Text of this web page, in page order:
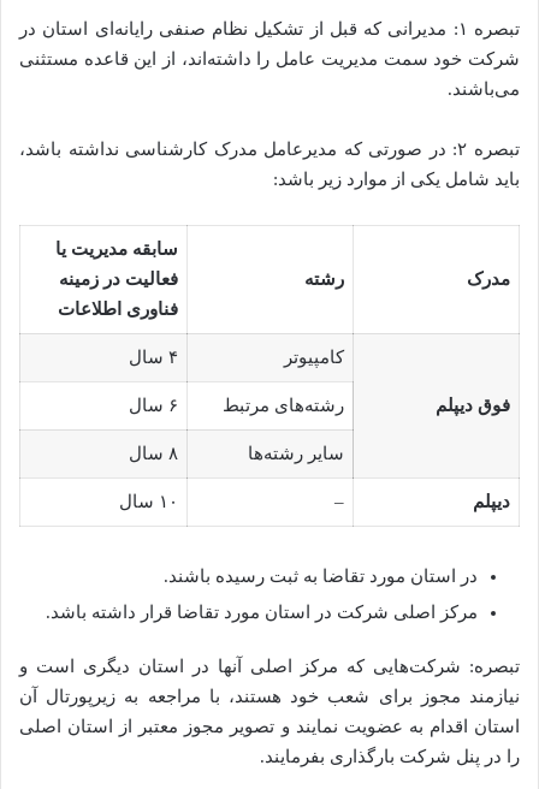
تبصره ۱: مدیرانی که قبل از تشکیل نظام صنفی رایانه‌ای استان در
شرکت خود سمت مدیریت عامل را داشته‌اند، از این قاعده مستثنی
می‌باشند.
تبصره ۲: در صورتی که مدیرعامل مدرک کارشناسی نداشته باشد،
باید شامل یکی از موارد زیر باشد:
مدرک رشته
سابقه مدیریت یا
فعالیت در زمینه
فناوری اطلاعات
فوق دیپلم
کامپیوتر ۴ سال
رشته‌های مرتبط ۶ سال
سایر رشته‌ها ۸ سال
دیپلم – ۱۰ سال
در استان مورد تقاضا به ثبت رسیده باشند.
مرکز اصلی شرکت در استان مورد تقاضا قرار داشته باشد.
تبصره: شرکت‌هایی که مرکز اصلی آنها در استان دیگری است و
نیازمند مجوز برای شعب خود هستند، با مراجعه به زیرپورتال آن
استان اقدام به عضویت نمایند و تصویر مجوز معتبر از استان اصلی
را در پنل شرکت بارگذاری بفرمایند.